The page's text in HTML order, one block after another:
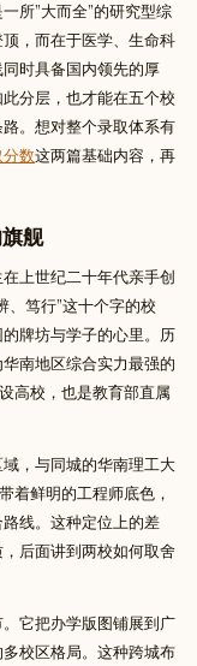
所”大而全”的研究型综
，而在于医学、生命科
时具备国内领先的厚
分层，也才能在五个校
。想对整个录取体系有
数这两篇基础内容，再
舰
上世纪二十年代亲手创
、笃行”这十个字的校
牌坊与学子的心里。历
南地区综合实力最强的
高校，也是教育部直属
，与同城的华南理工大
着鲜明的工程师底色，
线。这种定位上的差
后面讲到两校如何取舍
它把办学版图铺展到广
校区格局。这种跨城布